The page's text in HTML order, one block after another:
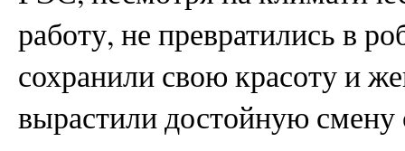
работу, не превратились в
сохранили свою красоту и
вырастили достойную смену